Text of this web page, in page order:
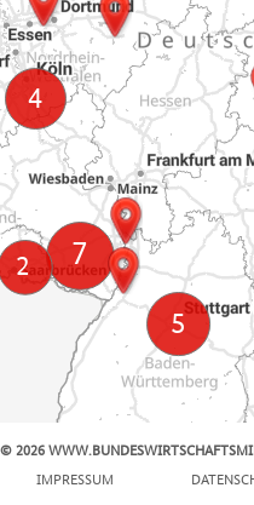
© 2026
IMPRESSUM